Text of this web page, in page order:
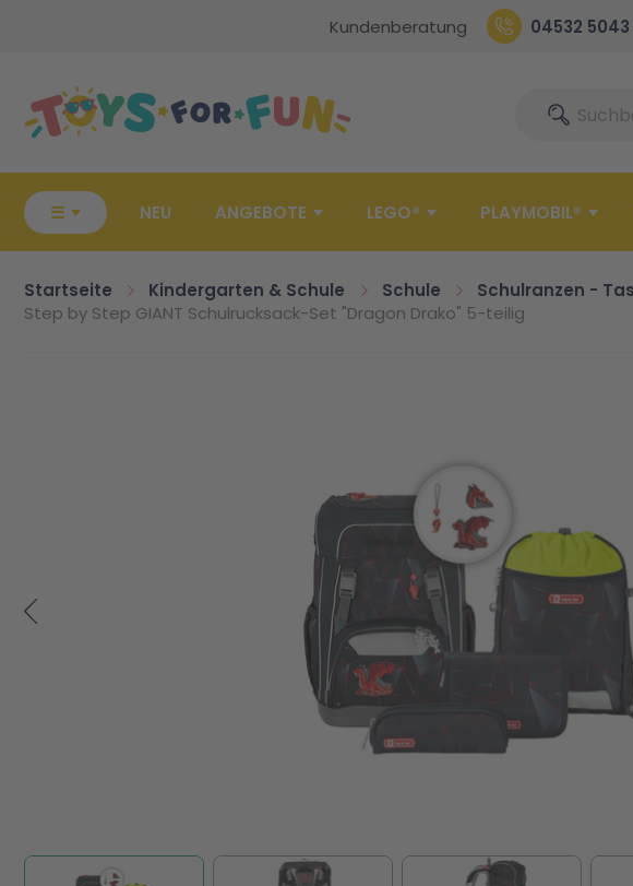
Kundenberatung 04532
SucheSuche
☰ NEU ANGEBOTE LEGO® PLAYMOBIL®
Startseite Kindergarten & Schule Schule Schulranzen -
Step by Step GIANT Schulrucksack-Set "Dragon Drako" 5-teilig